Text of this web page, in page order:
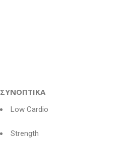
ΣΥΝΟΠΤΙΚΑ
Low Cardio
Strength